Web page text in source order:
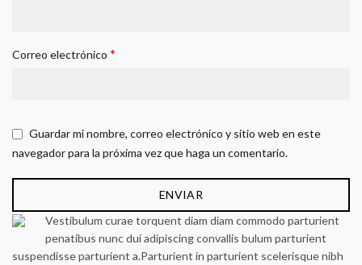
Correo electrónico *
Guardar mi nombre, correo electrónico y sitio web en este
navegador para la próxima vez que haga un comentario.
Vestibulum curae torquent diam diam commodo parturient
penatibus nunc dui adipiscing convallis bulum parturient
suspendisse parturient a.Parturient in parturient scelerisque nibh